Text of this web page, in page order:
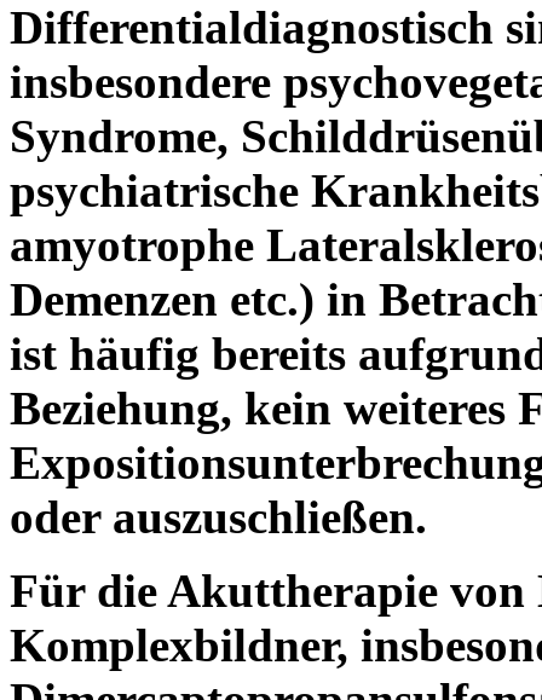
Differentialdiagnostisch
insbesondere
Syndrome,
psychiatrische
amyotrophe
Demenzen etc.) in
ist häufig bereits
Beziehung, kein weiteres
oder auszuschließen.
Für die Akuttherapie von
Komplexbildner,